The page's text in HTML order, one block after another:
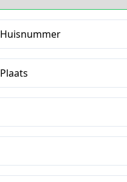
Huisnummer
Plaats